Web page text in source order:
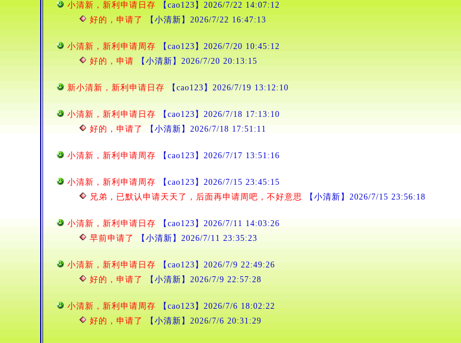
小清新，新利申请日存
【cao123】2026/7/22 14:07:12
好的，申请了
【小清新】2026/7/22 16:47:13
小清新，新利申请周存
【cao123】2026/7/20 10:45:12
好的，申请
【小清新】2026/7/20 20:13:15
新小清新，新利申请日存 【cao123】2026/7/19 13:12:10
小清新，新利申请日存
【cao123】2026/7/18 17:13:10
好的，申请了
【小清新】2026/7/18 17:51:11
小清新，新利申请周存 【cao123】2026/7/17 13:51:16
小清新，新利申请周存
【cao123】2026/7/15 23:45:15
兄弟，已默认申请天天了，后面再申请周吧，不好意思
【小清新】2026/7/15 23:56:18
小清新，新利申请日存
【cao123】2026/7/11 14:03:26
早前申请了
【小清新】2026/7/11 23:35:23
小清新，新利申请日存
【cao123】2026/7/9 22:49:26
好的，申请了
【小清新】2026/7/9 22:57:28
小清新，新利申请周存
【cao123】2026/7/6 18:02:22
好的，申请了
【小清新】2026/7/6 20:31:29